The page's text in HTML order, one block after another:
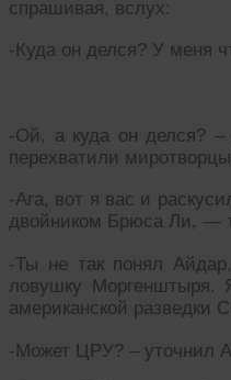
спрашивая, вслух:
-Куда он делся? У меня
-Ой, а куда он делся? –
перехватили
-Ага, вот я вас и
двойником Брюса Ли, —
-Ты не так понял
ловушку Моргенштыря.
американской разведки
-Может ЦРУ? – уточнил